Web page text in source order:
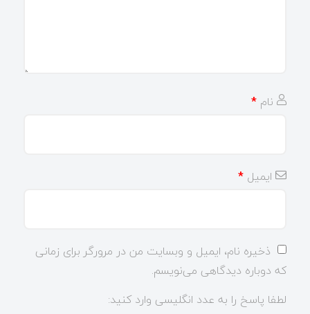
نام *
ایمیل *
ذخیره نام، ایمیل و وبسایت من در مرورگر برای زمانی
که دوباره دیدگاهی می‌نویسم.
لطفا پاسخ را به عدد انگلیسی وارد کنید: